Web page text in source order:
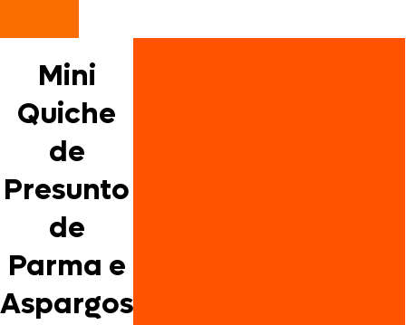
Mini
Quiche
de
Presunto
de
Parma e
Aspargos